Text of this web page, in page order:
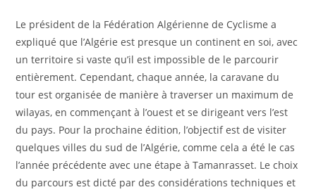
Le président de la Fédération Algérienne de Cyclisme a
expliqué que l’Algérie est presque un continent en soi, avec
un territoire si vaste qu’il est impossible de le parcourir
entièrement. Cependant, chaque année, la caravane du
tour est organisée de manière à traverser un maximum de
wilayas, en commençant à l’ouest et se dirigeant vers l’est
du pays. Pour la prochaine édition, l’objectif est de visiter
quelques villes du sud de l’Algérie, comme cela a été le cas
l’année précédente avec une étape à Tamanrasset. Le choix
du parcours est dicté par des considérations techniques et